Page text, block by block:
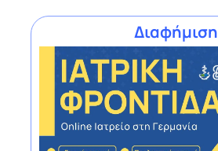
Διαφήμιση